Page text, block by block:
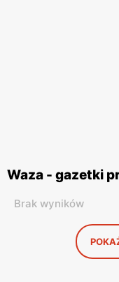
Waza - gazetki
Brak wyników